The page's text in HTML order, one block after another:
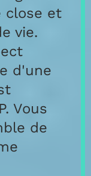
close et
vie.
d'une
Vous
de